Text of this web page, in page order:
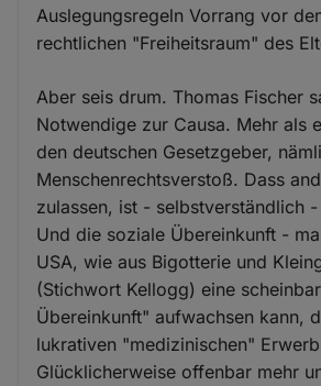
Auslegungsregeln Vorrang vor
rechtlichen "Freiheitsraum" des
Aber seis drum. Thomas Fischer
Notwendige zur Causa. Mehr als
den deutschen Gesetzgeber,
Menschenrechtsverstoß. Dass
zulassen, ist - selbstverständlich
Und die soziale Übereinkunft -
USA, wie aus Bigotterie und
(Stichwort Kellogg) eine
Übereinkunft" aufwachsen kann,
lukrativen "medizinischen"
Glücklicherweise offenbar mehr